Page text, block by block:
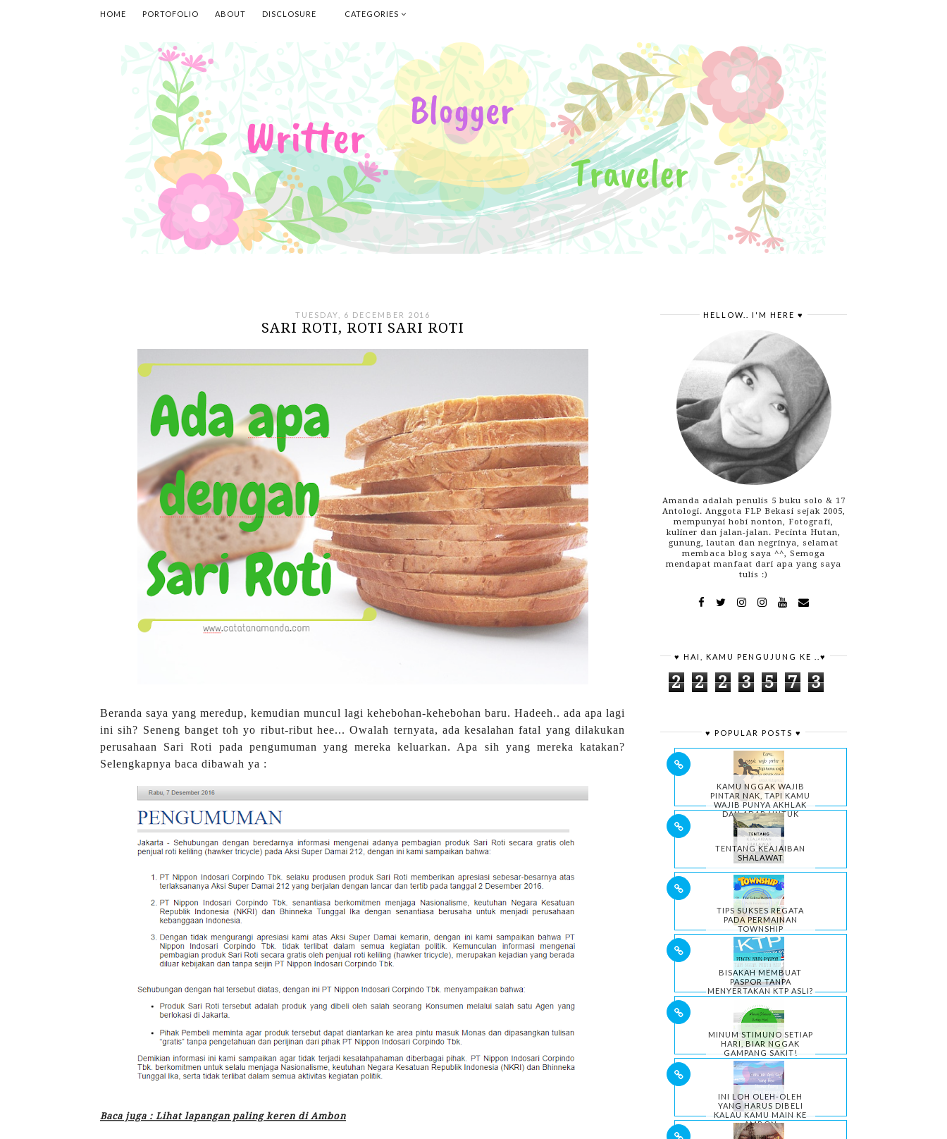
HOME PORTOFOLIO ABOUT DISCLOSURE CATEGORIES
TUESDAY, 6 DECEMBER 2016
SARI ROTI, ROTI SARI ROTI
Beranda saya yang meredup, kemudian muncul lagi kehebohan-kehebohan baru. Hadeeh.. ada apa lagi
ini sih? Seneng banget toh yo ribut-ribut hee... Owalah ternyata, ada kesalahan fatal yang dilakukan
perusahaan Sari Roti pada pengumuman yang mereka keluarkan. Apa sih yang mereka katakan?
Selengkapnya baca dibawah ya :
Baca juga : Lihat lapangan paling keren di Ambon
HELLOW.. I'M HERE ♥
Amanda adalah penulis 5 buku solo & 17
Antologi. Anggota FLP Bekasi sejak 2005,
mempunyai hobi nonton, Fotografi,
kuliner dan jalan-jalan. Pecinta Hutan,
gunung, lautan dan negrinya, selamat
membaca blog saya ^^, Semoga
mendapat manfaat dari apa yang saya
tulis :)
♥ HAI, KAMU PENGUJUNG KE ..♥
2 2 2 3 5 7 3
♥ POPULAR POSTS ♥
KAMU NGGAK WAJIB
PINTAR NAK, TAPI KAMU
WAJIB PUNYA AKHLAK
DAN ADAB UNTUK
HIDUPMU.
TENTANG KEAJAIBAN
SHALAWAT
TIPS SUKSES REGATA
PADA PERMAINAN
TOWNSHIP
BISAKAH MEMBUAT
PASPOR TANPA
MENYERTAKAN KTP ASLI?
MINUM STIMUNO SETIAP
HARI, BIAR NGGAK
GAMPANG SAKIT!
INI LOH OLEH-OLEH
YANG HARUS DIBELI
KALAU KAMU MAIN KE
AMBON